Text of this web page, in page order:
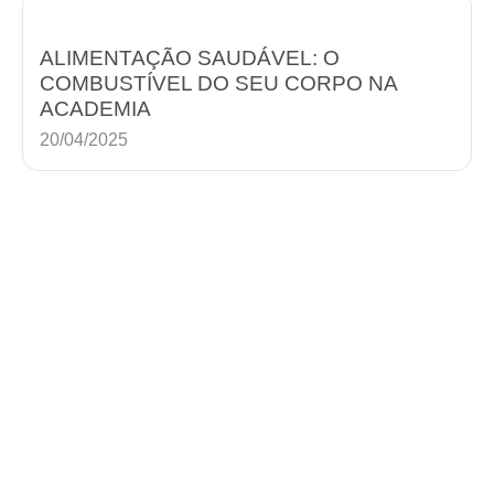
ALIMENTAÇÃO SAUDÁVEL: O
COMBUSTÍVEL DO SEU CORPO NA
ACADEMIA
20/04/2025